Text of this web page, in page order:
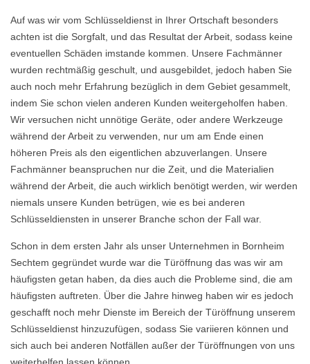
Auf was wir vom Schlüsseldienst in Ihrer Ortschaft besonders
achten ist die Sorgfalt, und das Resultat der Arbeit, sodass keine
eventuellen Schäden imstande kommen. Unsere Fachmänner
wurden rechtmäßig geschult, und ausgebildet, jedoch haben Sie
auch noch mehr Erfahrung bezüglich in dem Gebiet gesammelt,
indem Sie schon vielen anderen Kunden weitergeholfen haben.
Wir versuchen nicht unnötige Geräte, oder andere Werkzeuge
während der Arbeit zu verwenden, nur um am Ende einen
höheren Preis als den eigentlichen abzuverlangen. Unsere
Fachmänner beanspruchen nur die Zeit, und die Materialien
während der Arbeit, die auch wirklich benötigt werden, wir werden
niemals unsere Kunden betrügen, wie es bei anderen
Schlüsseldiensten in unserer Branche schon der Fall war.
Schon in dem ersten Jahr als unser Unternehmen in Bornheim
Sechtem gegründet wurde war die Türöffnung das was wir am
häufigsten getan haben, da dies auch die Probleme sind, die am
häufigsten auftreten. Über die Jahre hinweg haben wir es jedoch
geschafft noch mehr Dienste im Bereich der Türöffnung unserem
Schlüsseldienst hinzuzufügen, sodass Sie variieren können und
sich auch bei anderen Notfällen außer der Türöffnungen von uns